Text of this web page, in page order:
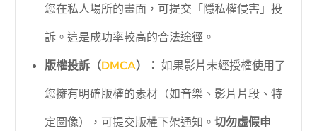
您在私人場所的畫面，可提交「隱私權侵害」投
訴。這是成功率較高的合法途徑。
版權投訴（DMCA）： 如果影片未經授權使用了
您擁有明確版權的素材（如音樂、影片片段、特
定圖像），可提交版權下架通知。切勿虛假申